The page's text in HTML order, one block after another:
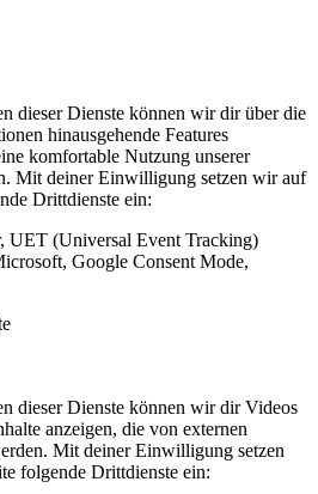
dieser Dienste können wir dir über die
hinausgehende Features
komfortable Nutzung unserer
Mit deiner Einwilligung setzen wir auf
Drittdienste ein:
UET (Universal Event Tracking)
Google Consent Mode,
dieser Dienste können wir dir Videos
anzeigen, die von externen
Mit deiner Einwilligung setzen
folgende Drittdienste ein: